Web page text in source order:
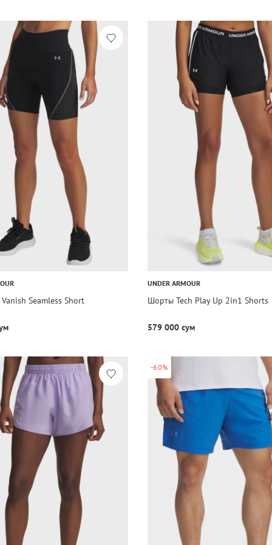
Seamless Short
UNDER ARMOUR
Шорты Tech Play Up 2in1 Shorts
579 000 сум
-60%